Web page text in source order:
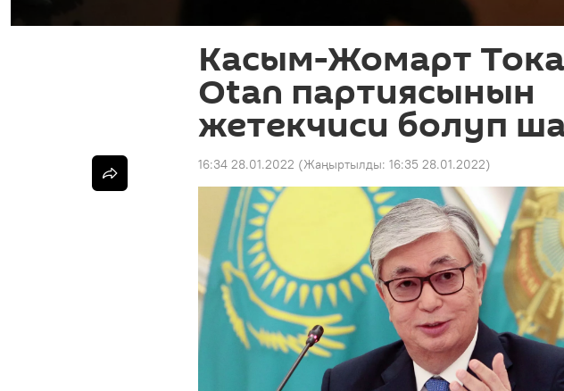
Касым-Жомарт
Otan партиясынын
жетекчиси болуп
16:34 28.01.2022 (Жаңыртылды: 16:35 28.01.2022)